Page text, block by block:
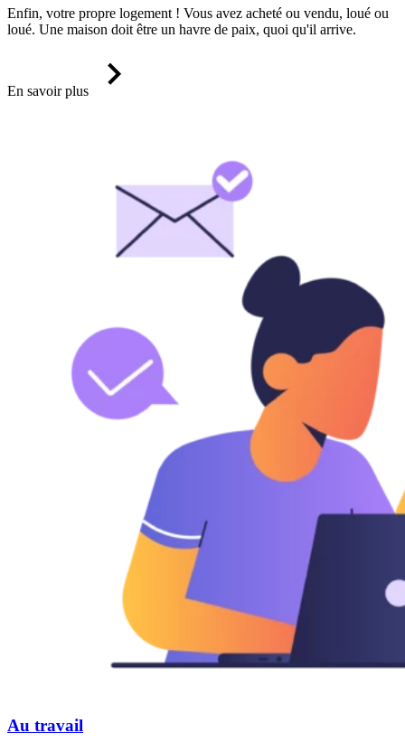
Enfin, votre propre logement ! Vous avez acheté ou vendu, loué ou
loué. Une maison doit être un havre de paix, quoi qu'il arrive.
En savoir plus
Au travail